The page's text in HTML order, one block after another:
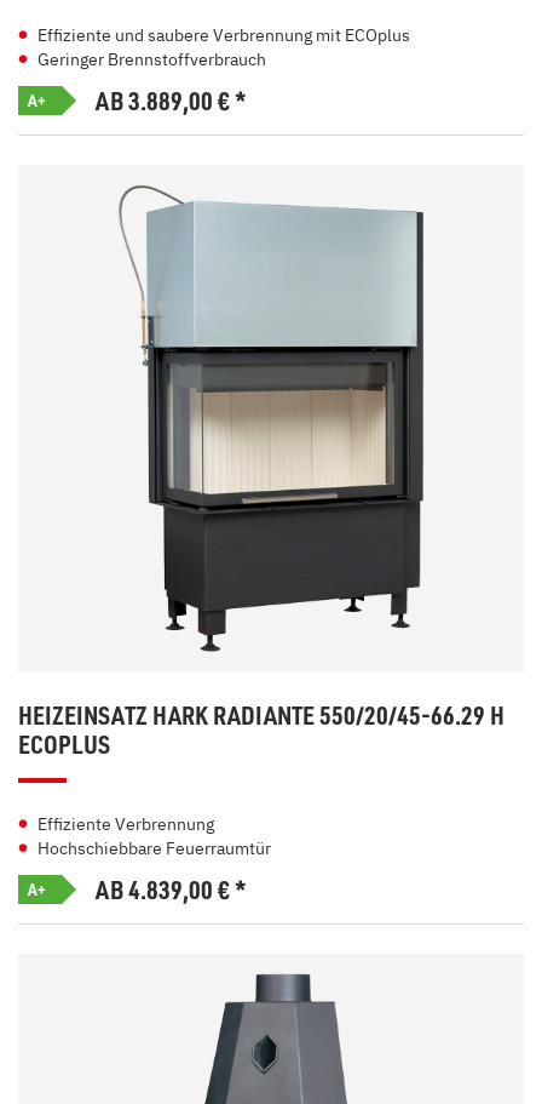
Effiziente und saubere Verbrennung mit ECOplus
Geringer Brennstoffverbrauch
A+ AB 3.889,00€*
HEIZEINSATZ HARK RADIANTE 550/20/45-66.29 H
ECOPLUS
Effiziente Verbrennung
Hochschiebbare Feuerraumtür
A+ AB 4.839,00€*